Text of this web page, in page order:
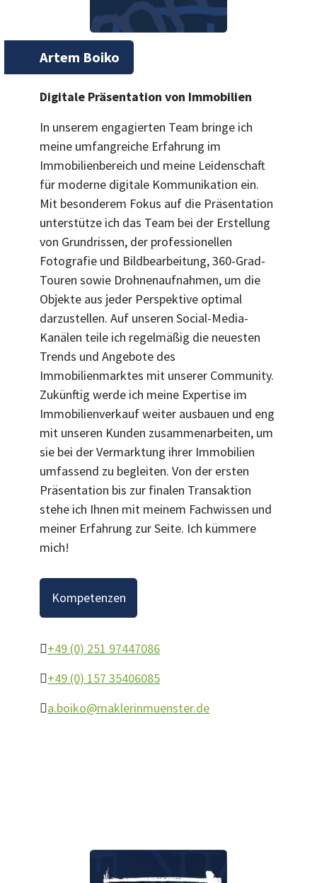
Artem Boiko
Digitale Präsentation von Immobilien
In unserem engagierten Team bringe ich
meine umfangreiche Erfahrung im
Immobilienbereich und meine Leidenschaft
für moderne digitale Kommunikation ein.
Mit besonderem Fokus auf die Präsentation
unterstütze ich das Team bei der Erstellung
von Grundrissen, der professionellen
Fotografie und Bildbearbeitung, 360-Grad-
Touren sowie Drohnenaufnahmen, um die
Objekte aus jeder Perspektive optimal
darzustellen. Auf unseren Social-Media-
Kanälen teile ich regelmäßig die neuesten
Trends und Angebote des
Immobilienmarktes mit unserer Community.
Zukünftig werde ich meine Expertise im
Immobilienverkauf weiter ausbauen und eng
mit unseren Kunden zusammenarbeiten, um
sie bei der Vermarktung ihrer Immobilien
umfassend zu begleiten. Von der ersten
Präsentation bis zur finalen Transaktion
stehe ich Ihnen mit meinem Fachwissen und
meiner Erfahrung zur Seite. Ich kümmere
mich!
Kompetenzen
+49 (0) 251 97447086
+49 (0) 157 35406085
a.boiko@maklerinmuenster.de